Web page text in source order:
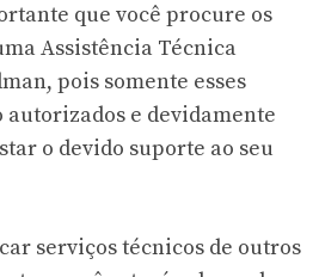
que você procure os
Assistência Técnica
pois somente esses
autorizados e devidamente
o devido suporte ao seu
serviços técnicos de outros